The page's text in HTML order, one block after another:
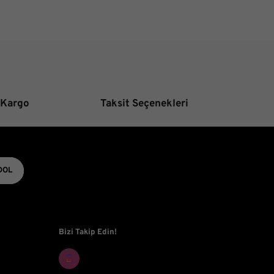
Taksit Seçenekleri
Bizi Takip Edin!